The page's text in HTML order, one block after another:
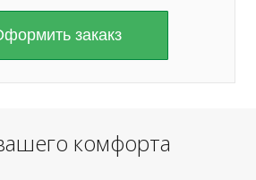
закакз
комфорта